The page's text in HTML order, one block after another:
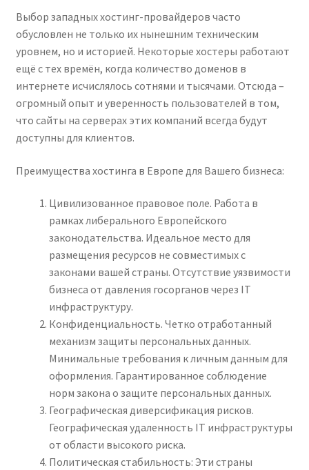
Выбор западных хостинг-провайдеров часто
обусловлен не только их нынешним техническим
уровнем, но и историей. Некоторые хостеры работают
ещё с тех времён, когда количество доменов в
интернете исчислялось сотнями и тысячами. Отсюда –
огромный опыт и уверенность пользователей в том,
что сайты на серверах этих компаний всегда будут
доступны для клиентов.
Преимущества хостинга в Европе для Вашего бизнеса:
Цивилизованное правовое поле. Работа в
рамках либерального Европейского
законодательства. Идеальное место для
размещения ресурсов не совместимых с
законами вашей страны. Отсутствие уязвимости
бизнеса от давления госорганов через IT
инфраструктуру.
Конфиденциальность. Четко отработанный
механизм защиты персональных данных.
Минимальные требования к личным данным для
оформления. Гарантированное соблюдение
норм закона о защите персональных данных.
Географическая диверсификация рисков.
Географическая удаленность IT инфраструктуры
от области высокого риска.
Политическая стабильность: Эти страны